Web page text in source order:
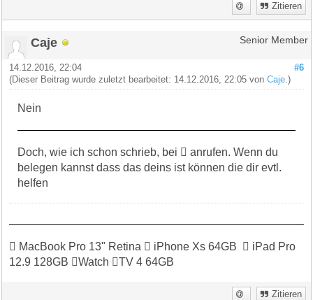
Zitieren
Caje Senior Member
#6
14.12.2016, 22:04
(Dieser Beitrag wurde zuletzt bearbeitet: 14.12.2016, 22:05 vonCaje .)
Nein
Doch, wie ich schon schrieb, bei  anrufen. Wenn du
belegen kannst dass das deins ist können die dir evtl.
helfen
 MacBook Pro 13" Retina  iPhone Xs 64GB  iPad Pro
12.9 128GB Watch TV 4 64GB
Zitieren